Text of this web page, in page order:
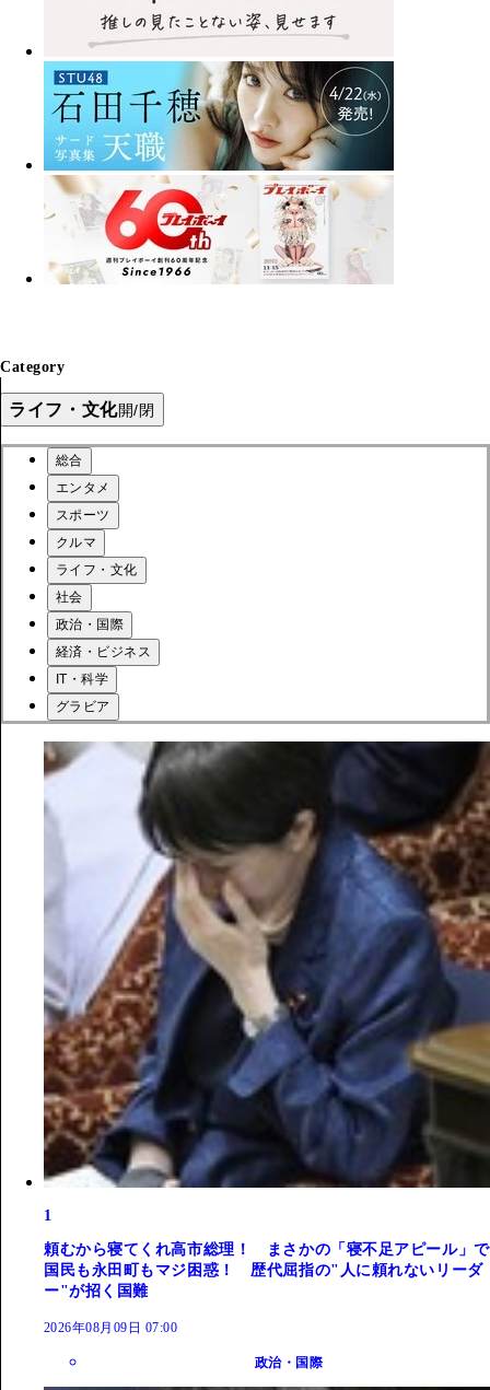
Category
ライフ・文化開/閉
総合
エンタメ
スポーツ
クルマ
ライフ・文化
社会
政治・国際
経済・ビジネス
IT・科学
グラビア
1
頼むから寝てくれ高市総理！ まさかの「寝不足アピール」で
国民も永田町もマジ困惑！ 歴代屈指の"人に頼れないリーダ
ー"が招く国難
2026年08月09日 07:00
政治・国際